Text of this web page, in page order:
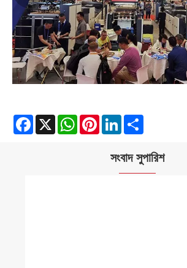
Facebook
X WhatsApp
PinterestLinkedIn
সংবাদ সুপারিশ